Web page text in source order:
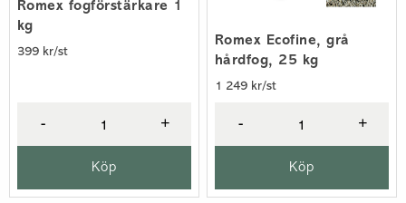
Romex fogförstärkare 1
kg
399 kr/st
- +
Köp
Romex Ecofine, grå
hårdfog, 25 kg
1 249 kr/st
- +
Köp